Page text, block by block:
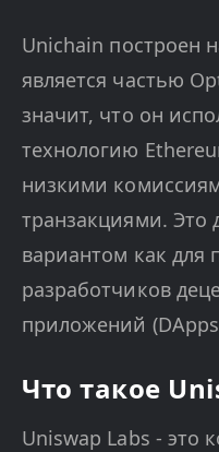
Unichain построен
является частью
значит, что он
технологию
низкими
транзакциями. Это
вариантом как для
разработчиков
приложений
Что такое
Uniswap Labs - это